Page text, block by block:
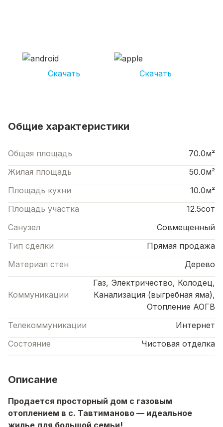
Скачать Скачать
Общие характеристики
Общая площадь
70.0м²
Жилая площадь
50.0м²
Площадь кухни
10.0м²
Площадь участка
12.5сот
Санузел
Совмещенный
Тип сделки
Прямая продажа
Материал стен
Дерево
Коммуникации
Газ, Электричество, Колодец,
Канализация (выгребная яма),
Отопление АОГВ
Телекоммуникации
Интернет
Состояние
Чистовая отделка
Описание
Продается просторный дом с газовым
отоплением в с. Тавтиманово — идеальное
жилье для большой семьи!